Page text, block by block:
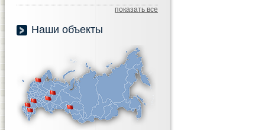
показать все
Наши объекты